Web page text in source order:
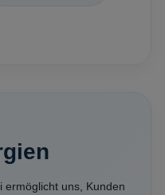
ermöglicht uns, Kunden